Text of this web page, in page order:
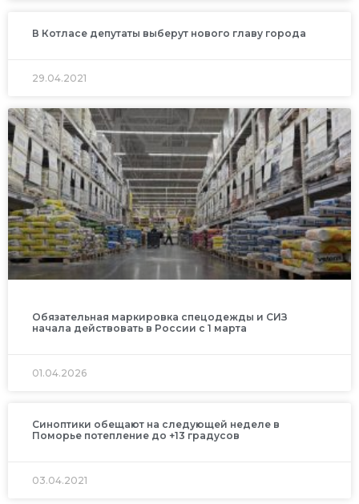
В Котласе депутаты выберут нового главу города
29.04.2021
Обязательная маркировка спецодежды и СИЗ
начала действовать в России с 1 марта
01.04.2026
Синоптики обещают на следующей неделе в
Поморье потепление до +13 градусов
03.04.2021